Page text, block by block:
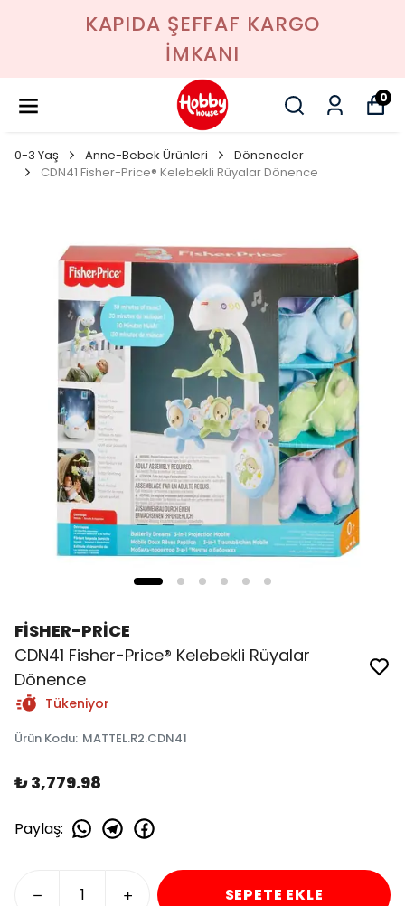
KAPIDA ŞEFFAF KARGO
İMKANI
0
0-3 Yaş Anne-Bebek Ürünleri
Dönenceler
CDN41 Fisher-Price® Kelebekli Rüyalar Dönence
FİSHER-PRİCE
CDN41 Fisher-Price® Kelebekli Rüyalar
Dönence
Tükeniyor
Ürün Kodu: MATTEL.R2.CDN41
₺ 3,779.98
Paylaş:
SEPETE EKLE